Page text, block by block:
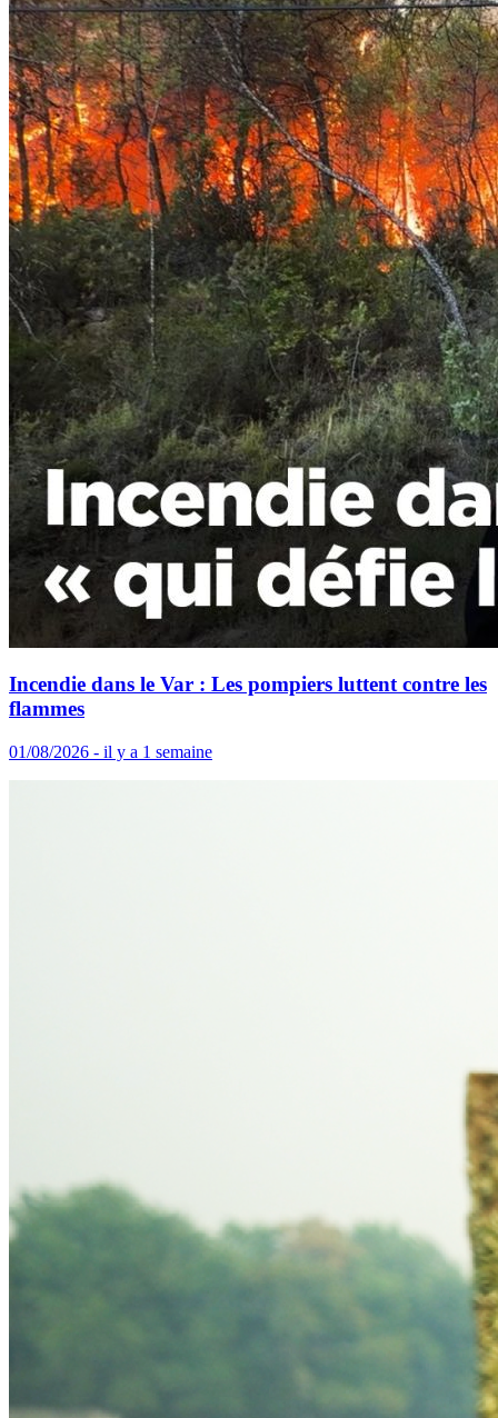
Incendie dans le Var : Les pompiers luttent contre les
flammes
01/08/2026 - il y a 1 semaine